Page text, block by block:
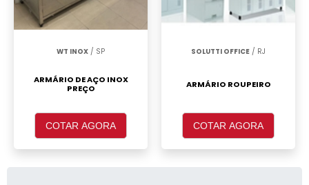
WT INOX / SP
ARMÁRIO DE AÇO INOX
PREÇO
COTAR AGORA
SOLUTTI OFFICE / RJ
ARMÁRIO ROUPEIRO
COTAR AGORA